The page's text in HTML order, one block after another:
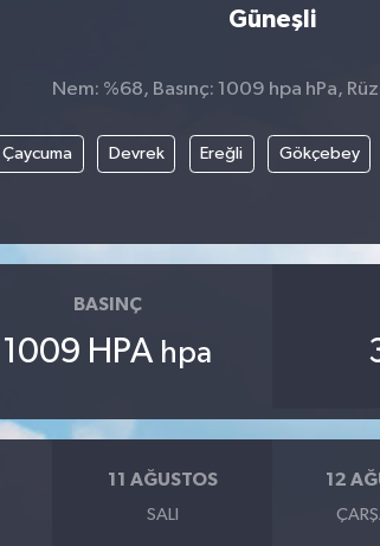
Güneşli
Nem: %68, Basınç: 1009 hpa hPa,
Çaycuma Devrek Ereğli Gökçebey
BASINÇ
1009 HPA hpa
11 AĞUSTOS
SALI
12